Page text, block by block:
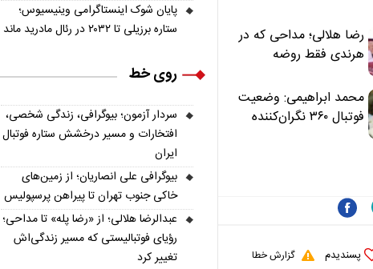
رضا هلالی؛ مداحی که در
هرندی فقط روضه
«تکیه‌گاه آقا مرتضی
علی(ع)» را جدی‌تر
محمد ابراهیمی: وضعیت
فوتبال ۳۶۰ نگران‌کننده
پسندیدم گزارش خطا
پایان شوک اینستاگرامی وینیسیوس؛
ستاره برزیلی تا ۲۰۳۲ در رئال مادرید ماند
روی خط
سردار آزمون؛ بیوگرافی، زندگی شخصی،
افتخارات و مسیر درخشش ستاره فوتبال
ایران
بیوگرافی علی انصاریان؛ از زمین‌های
خاکی جنوب تهران تا پیراهن پرسپولیس
عبدالرضا هلالی؛ از «رضا پله» تا مداحی؛
رؤیای فوتبالیستی که مسیر زندگی‌اش
تغییر کرد